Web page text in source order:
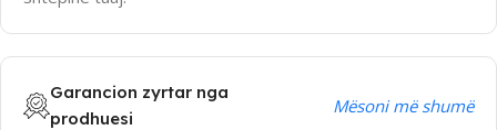
Garancion zyrtar nga
prodhuesi
Mësoni më shumë